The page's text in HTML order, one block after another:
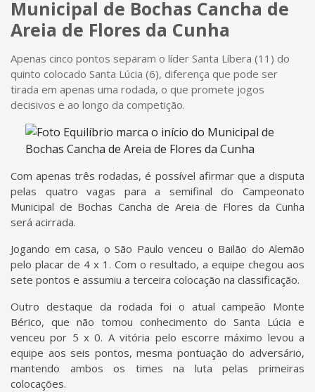
Municipal de Bochas Cancha de
Areia de Flores da Cunha
Apenas cinco pontos separam o líder Santa Líbera (11) do
quinto colocado Santa Lúcia (6), diferença que pode ser
tirada em apenas uma rodada, o que promete jogos
decisivos e ao longo da competição.
Com apenas três rodadas, é possível afirmar que a disputa
pelas quatro vagas para a semifinal do Campeonato
Municipal de Bochas Cancha de Areia de Flores da Cunha
será acirrada.
Jogando em casa, o São Paulo venceu o Bailão do Alemão
pelo placar de 4 x 1. Com o resultado, a equipe chegou aos
sete pontos e assumiu a terceira colocação na classificação.
Outro destaque da rodada foi o atual campeão Monte
Bérico, que não tomou conhecimento do Santa Lúcia e
venceu por 5 x 0. A vitória pelo escorre máximo levou a
equipe aos seis pontos, mesma pontuação do adversário,
mantendo ambos os times na luta pelas primeiras
colocações.